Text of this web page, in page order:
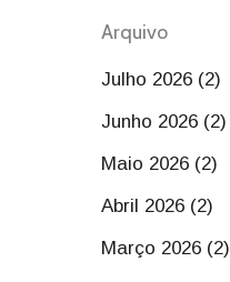
Arquivo
Julho 2026 (2)
Junho 2026 (2)
Maio 2026 (2)
Abril 2026 (2)
Março 2026 (2)